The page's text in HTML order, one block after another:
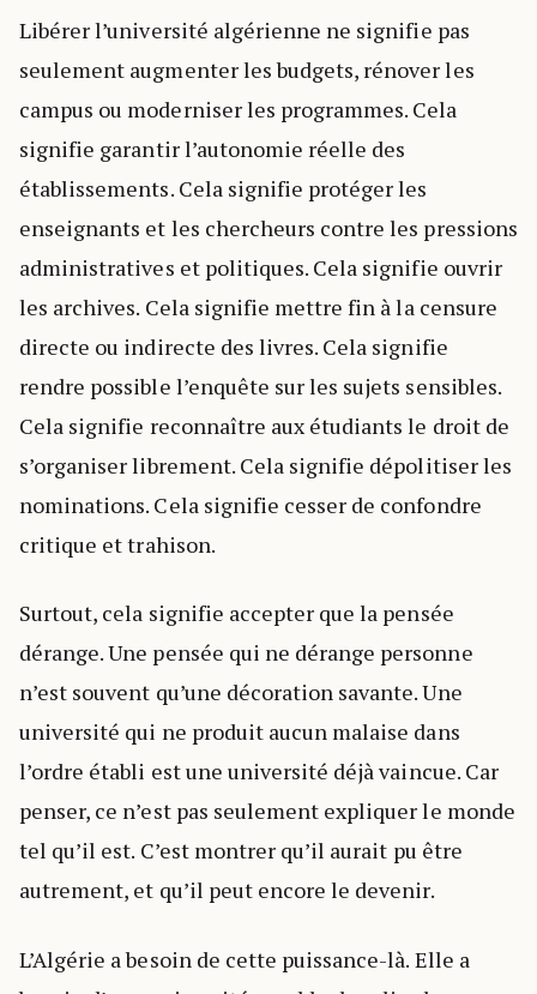
Libérer l’université algérienne ne signifie pas
seulement augmenter les budgets, rénover les
campus ou moderniser les programmes. Cela
signifie garantir l’autonomie réelle des
établissements. Cela signifie protéger les
enseignants et les chercheurs contre les pressions
administratives et politiques. Cela signifie ouvrir
les archives. Cela signifie mettre fin à la censure
directe ou indirecte des livres. Cela signifie
rendre possible l’enquête sur les sujets sensibles.
Cela signifie reconnaître aux étudiants le droit de
s’organiser librement. Cela signifie dépolitiser les
nominations. Cela signifie cesser de confondre
critique et trahison.
Surtout, cela signifie accepter que la pensée
dérange. Une pensée qui ne dérange personne
n’est souvent qu’une décoration savante. Une
université qui ne produit aucun malaise dans
l’ordre établi est une université déjà vaincue. Car
penser, ce n’est pas seulement expliquer le monde
tel qu’il est. C’est montrer qu’il aurait pu être
autrement, et qu’il peut encore le devenir.
L’Algérie a besoin de cette puissance-là. Elle a